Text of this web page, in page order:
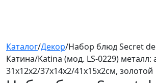
Каталог/Декор/Набор блюд Secret
Катина/Katina (мод. LS-0229)
31х12х2/37х14х2/41х15х2см, золотой